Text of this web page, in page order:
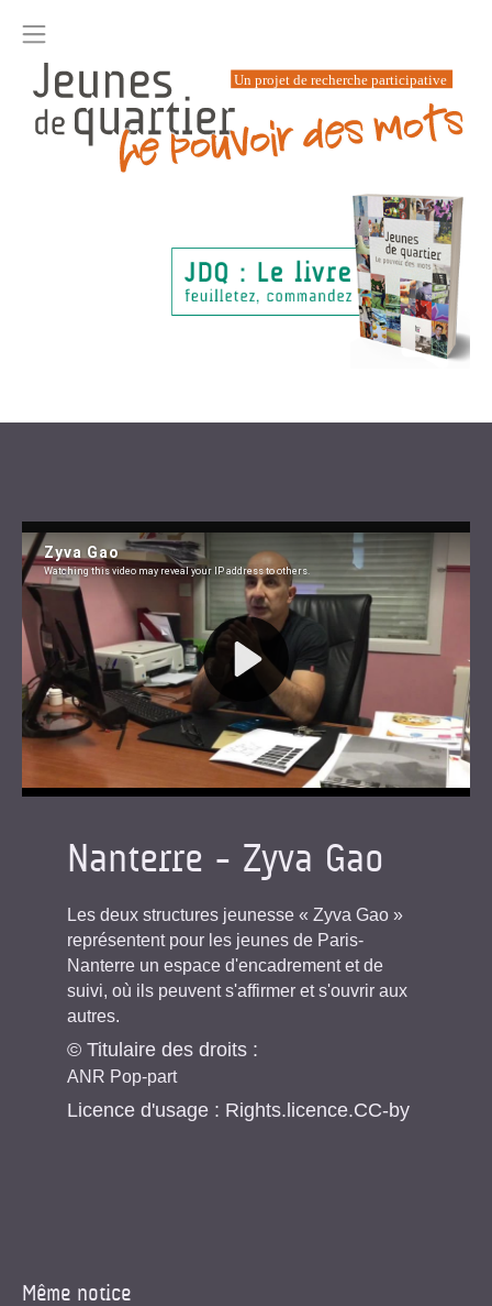
Même notice
Nanterre - Zyva Gao
Les deux structures jeunesse « Zyva Gao »
représentent pour les jeunes de Paris-
Nanterre un espace d'encadrement et de
suivi, où ils peuvent s'affirmer et s'ouvrir aux
autres.
© Titulaire des droits :
ANR Pop-part
Licence d'usage : Rights.licence.CC-by